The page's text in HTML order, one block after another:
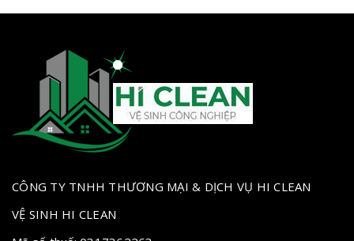
CÔNG TY TNHH THƯƠNG MẠI & DỊCH VỤ HI CLEAN
VỆ SINH HI CLEAN